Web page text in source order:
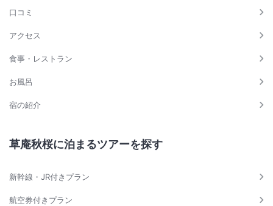
口コミ
アクセス
食事・レストラン
お風呂
宿の紹介
草庵秋桜に泊まるツアーを探す
新幹線・JR付きプラン
航空券付きプラン